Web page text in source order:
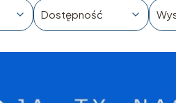
Dostępność